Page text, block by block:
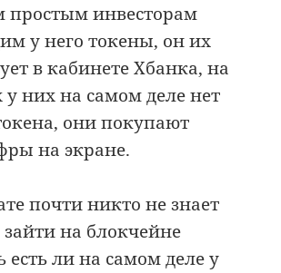
простым инвесторам
у него токены, он их
в кабинете Хбанка, на
них на самом деле нет
они покупают
на экране.
почти никто не знает
на блокчейне
есть ли на самом деле у